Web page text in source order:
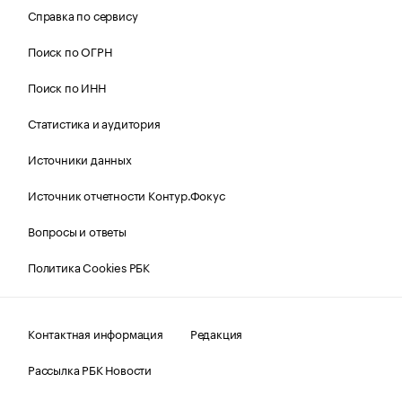
Справка по сервису
Поиск по ОГРН
Поиск по ИНН
Статистика и аудитория
Источники данных
Источник отчетности Контур.Фокус
Вопросы и ответы
Политика Cookies РБК
Контактная информация
Редакция
Рассылка РБК Новости